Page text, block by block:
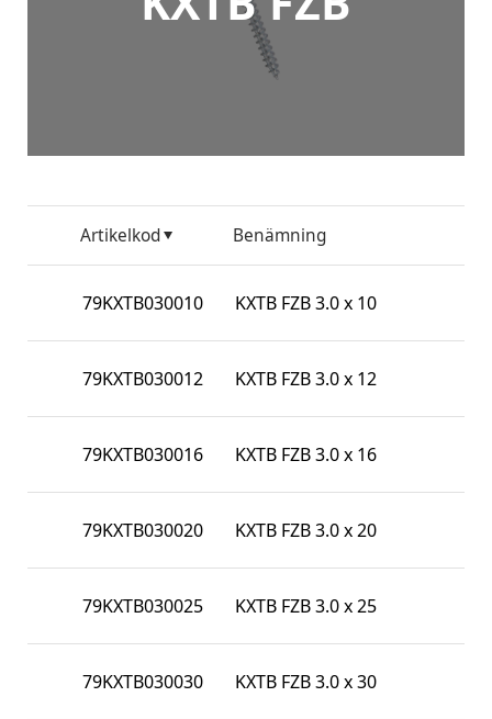
Artikelkod Benämning
79KXTB030010 KXTB FZB 3.0 x 10
79KXTB030012 KXTB FZB 3.0 x 12
79KXTB030016 KXTB FZB 3.0 x 16
79KXTB030020 KXTB FZB 3.0 x 20
79KXTB030025 KXTB FZB 3.0 x 25
79KXTB030030 KXTB FZB 3.0 x 30